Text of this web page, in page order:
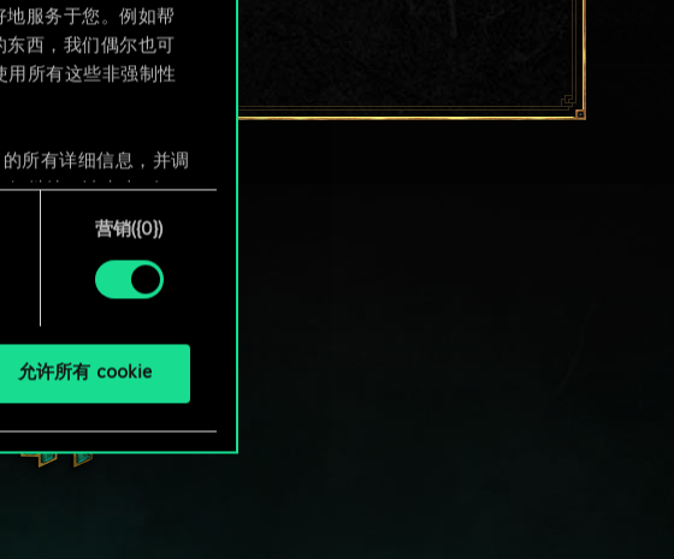
地服务于您。例如帮
西，我们偶尔也可
所有这些非强制性
所有详细信息，并调
好继续，请点击"确
营销({0})
允许所有 cookie